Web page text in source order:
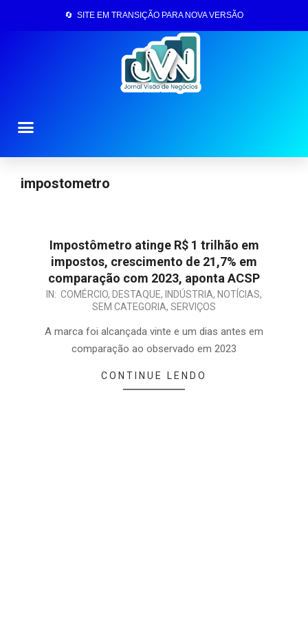
🔄 SITE EM TRANSIÇÃO PARA NOVA VERSÃO
impostometro
Impostômetro atinge R$ 1 trilhão em
impostos, crescimento de 21,7% em
comparação com 2023, aponta ACSP
IN: COMÉRCIO, DESTAQUE, INDÚSTRIA, NOTÍCIAS,
SEM CATEGORIA, SERVIÇOS
A marca foi alcançada vinte e um dias antes em
comparação ao observado em 2023
CONTINUE LENDO